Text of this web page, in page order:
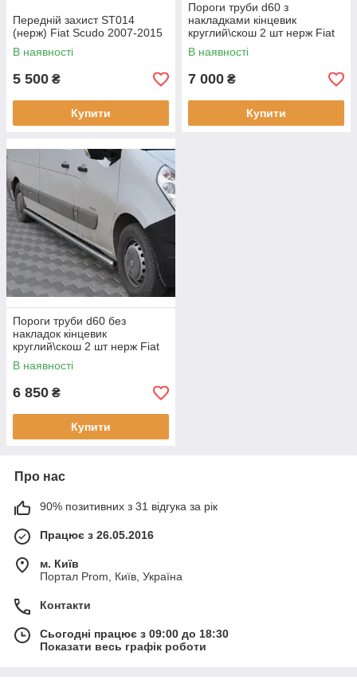
Передній захист ST014
(нерж) Fiat Scudo 2007-2015
В наявності
5 500 ₴
Купити
Пороги труби d60 з
накладками кінцевик
круглий\скош 2 шт нерж Fiat
Scudo 2007-2016
В наявності
7 000 ₴
Купити
Пороги труби d60 без
накладок кінцевик
круглий\скош 2 шт нерж Fiat
Scudo 2007-2016
В наявності
6 850 ₴
Купити
Про нас
90% позитивних з 31 відгука за рік
Працює з 26.05.2016
м. Київ
Портал Prom, Київ, Україна
Контакти
Сьогодні працює з 09:00 до 18:30
Показати весь графік роботи